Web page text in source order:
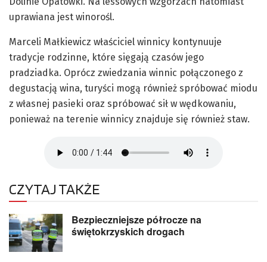
uprawiana jest winorośl.
Marceli Małkiewicz właściciel winnicy kontynuuje
tradycje rodzinne, które sięgają czasów jego
pradziadka. Oprócz zwiedzania winnic połączonego z
degustacją wina, turyści mogą również spróbować miodu
z własnej pasieki oraz spróbować sił w wędkowaniu,
ponieważ na terenie winnicy znajduje się również staw.
CZYTAJ TAKŻE
Bezpieczniejsze półrocze na
świętokrzyskich drogach